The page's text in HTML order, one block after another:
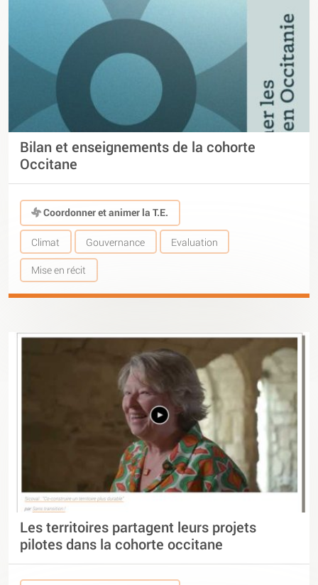
Bilan et enseignements de la cohorte
Occitane
Coordonner et animer la T.E.
Climat Gouvernance Evaluation
Mise en récit
Les territoires partagent leurs projets
pilotes dans la cohorte occitane